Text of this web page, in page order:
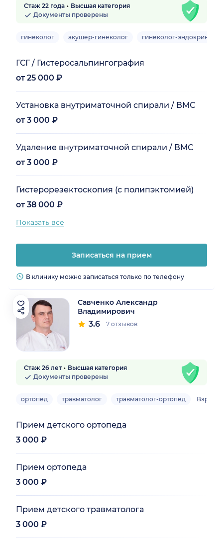
Стаж 22 года
Высшая категория
Документы проверены
гинеколог акушер-гинеколог гинеколог-эндокринолог
ГСГ / Гистеросальпингография
от 25 000 ₽
Установка внутриматочной спирали / ВМС
от 3 000 ₽
Удаление внутриматочной спирали / ВМС
от 3 000 ₽
Гистерорезектоскопия (с полипэктомией)
от 38 000 ₽
Показать все
Записаться на прием
В клинику можно записаться только по телефону
Савченко Александр
Владимирович
3.6 7 отзывов
Стаж 26 лет
Высшая категория
Документы проверены
ортопед травматолог травматолог-ортопед
Прием детского ортопеда
3 000 ₽
Прием ортопеда
3 000 ₽
Прием детского травматолога
3 000 ₽